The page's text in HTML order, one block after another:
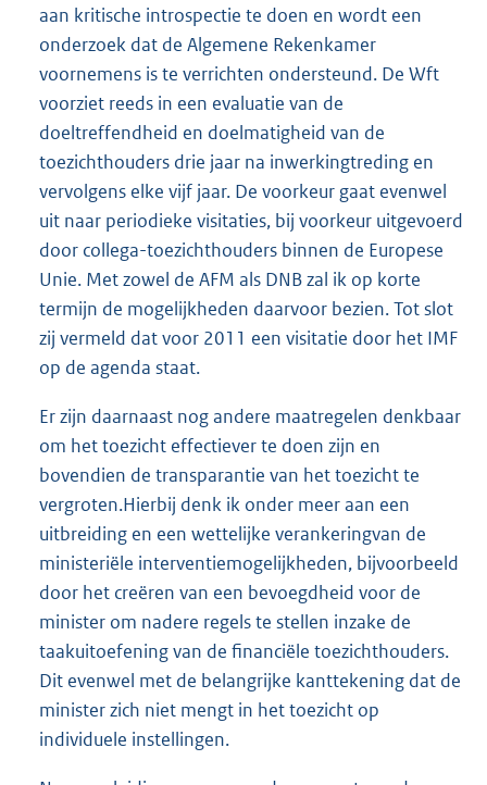
aan kritische introspectie te doen en wordt een
onderzoek dat de Algemene Rekenkamer
voornemens is te verrichten ondersteund. De Wft
voorziet reeds in een evaluatie van de
doeltreffendheid en doelmatigheid van de
toezichthouders drie jaar na inwerkingtreding en
vervolgens elke vijf jaar. De voorkeur gaat evenwel
uit naar periodieke visitaties, bij voorkeur uitgevoerd
door collega-toezichthouders binnen de Europese
Unie. Met zowel de AFM als DNB zal ik op korte
termijn de mogelijkheden daarvoor bezien. Tot slot
zij vermeld dat voor 2011 een visitatie door het IMF
op de agenda staat.
Er zijn daarnaast nog andere maatregelen denkbaar
om het toezicht effectiever te doen zijn en
bovendien de transparantie van het toezicht te
vergroten.Hierbij denk ik onder meer aan een
uitbreiding en een wettelijke verankeringvan de
ministeriële interventiemogelijkheden, bijvoorbeeld
door het creëren van een bevoegdheid voor de
minister om nadere regels te stellen inzake de
taakuitoefening van de financiële toezichthouders.
Dit evenwel met de belangrijke kanttekening dat de
minister zich niet mengt in het toezicht op
individuele instellingen.